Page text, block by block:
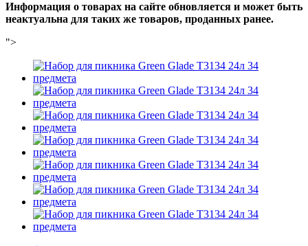
Информация о товарах на сайте обновляется и может быть
неактуальна для таких же товаров, проданных ранее.
">